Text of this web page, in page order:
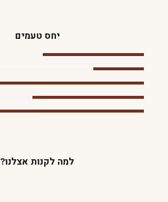
יחס טעמים
למה לקנות אצלנו?